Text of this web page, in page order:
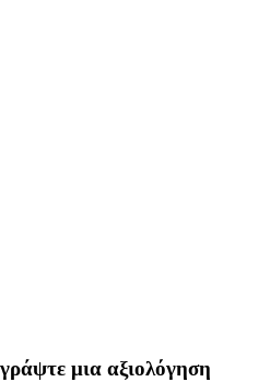
μια αξιολόγηση